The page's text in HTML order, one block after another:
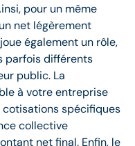
pour un même
net légèrement
joue également un rôle,
parfois différents
public. La
à votre entreprise
spécifiques
collective
net final. Enfin, le